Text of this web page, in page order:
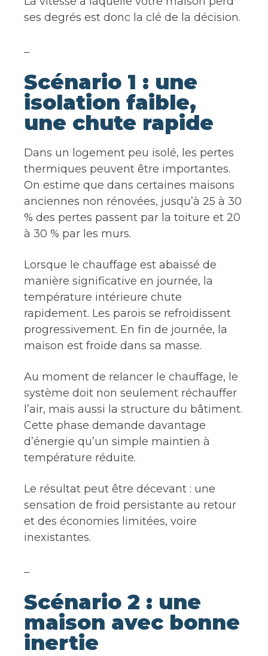
ses degrés est donc la clé de la décision.
Scénario 1 : une
isolation faible,
une chute rapide
Dans un logement peu isolé, les pertes
thermiques peuvent être importantes.
On estime que dans certaines maisons
anciennes non rénovées, jusqu’à 25 à 30
% des pertes passent par la toiture et 20
à 30 % par les murs.
Lorsque le chauffage est abaissé de
manière significative en journée, la
température intérieure chute
rapidement. Les parois se refroidissent
progressivement. En fin de journée, la
maison est froide dans sa masse.
Au moment de relancer le chauffage, le
système doit non seulement réchauffer
l’air, mais aussi la structure du bâtiment.
Cette phase demande davantage
d’énergie qu’un simple maintien à
température réduite.
Le résultat peut être décevant : une
sensation de froid persistante au retour
et des économies limitées, voire
inexistantes.
Scénario 2 : une
maison avec bonne
inertie